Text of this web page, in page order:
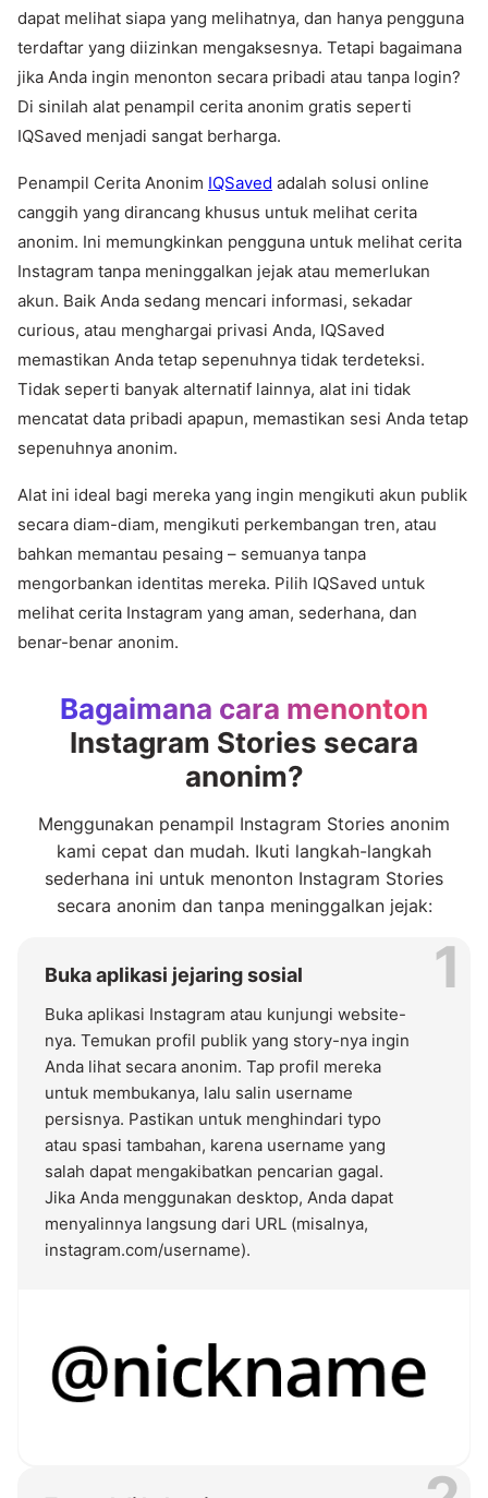
dapat melihat siapa yang melihatnya, dan hanya pengguna
terdaftar yang diizinkan mengaksesnya. Tetapi bagaimana
jika Anda ingin menonton secara pribadi atau tanpa login?
Di sinilah alat penampil cerita anonim gratis seperti
IQSaved menjadi sangat berharga.
Penampil Cerita Anonim IQSaved adalah solusi online
canggih yang dirancang khusus untuk melihat cerita
anonim. Ini memungkinkan pengguna untuk melihat cerita
Instagram tanpa meninggalkan jejak atau memerlukan
akun. Baik Anda sedang mencari informasi, sekadar
curious, atau menghargai privasi Anda, IQSaved
memastikan Anda tetap sepenuhnya tidak terdeteksi.
Tidak seperti banyak alternatif lainnya, alat ini tidak
mencatat data pribadi apapun, memastikan sesi Anda tetap
sepenuhnya anonim.
Alat ini ideal bagi mereka yang ingin mengikuti akun publik
secara diam-diam, mengikuti perkembangan tren, atau
bahkan memantau pesaing – semuanya tanpa
mengorbankan identitas mereka. Pilih IQSaved untuk
melihat cerita Instagram yang aman, sederhana, dan
benar-benar anonim.
Bagaimana cara menonton
Instagram Stories secara
anonim?
Menggunakan penampil Instagram Stories anonim
kami cepat dan mudah. Ikuti langkah-langkah
sederhana ini untuk menonton Instagram Stories
secara anonim dan tanpa meninggalkan jejak:
Buka aplikasi jejaring sosial
Buka aplikasi Instagram atau kunjungi website-
nya. Temukan profil publik yang story-nya ingin
Anda lihat secara anonim. Tap profil mereka
untuk membukanya, lalu salin username
persisnya. Pastikan untuk menghindari typo
atau spasi tambahan, karena username yang
salah dapat mengakibatkan pencarian gagal.
Jika Anda menggunakan desktop, Anda dapat
menyalinnya langsung dari URL (misalnya,
instagram.com/username).
1